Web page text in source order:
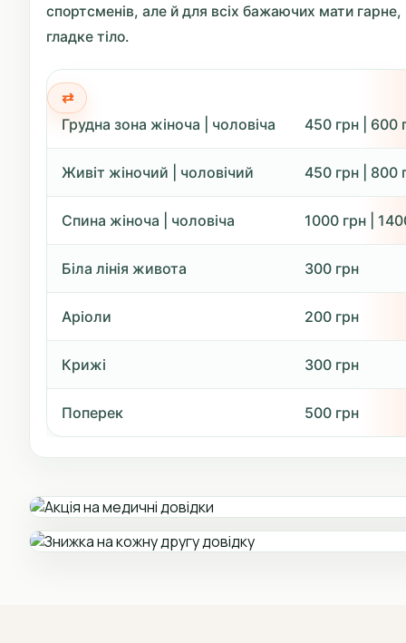
спортсменів, але й для всіх бажаючих мати гарне,
гладке тіло.
Грудна зона жіноча | чоловіча 450 грн | 600
Живіт жіночий | чоловічий 450 грн | 800
Спина жіноча | чоловіча 1000 грн |
Біла лінія живота 300 грн
Аріоли 200 грн
Крижі 300 грн
Поперек 500 грн